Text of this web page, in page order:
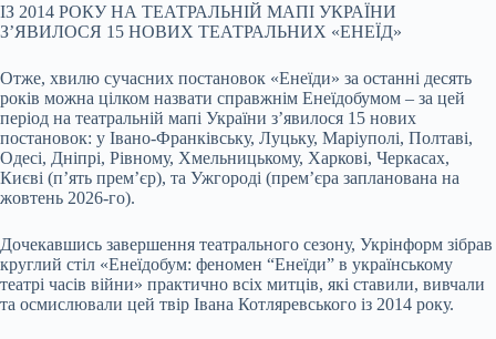
ІЗ 2014 РОКУ НА ТЕАТРАЛЬНІЙ МАПІ УКРАЇНИ
ЗʼЯВИЛОСЯ 15 НОВИХ ТЕАТРАЛЬНИХ «ЕНЕЇД»
Отже, хвилю сучасних постановок «Енеїди» за останні десять
років можна цілком назвати справжнім Енеїдобумом – за цей
період на театральній мапі України з’явилося 15 нових
постановок: у Івано-Франківську, Луцьку, Маріуполі, Полтаві,
Одесі, Дніпрі, Рівному, Хмельницькому, Харкові, Черкасах,
Києві (п’ять прем’єр), та Ужгороді (прем’єра запланована на
жовтень 2026-го).
Дочекавшись завершення театрального сезону, Укрінформ зібрав
круглий стіл «Енеїдобум: феномен “Енеїди” в українському
театрі часів війни» практично всіх митців, які ставили, вивчали
та осмислювали цей твір Івана Котляревського із 2014 року.